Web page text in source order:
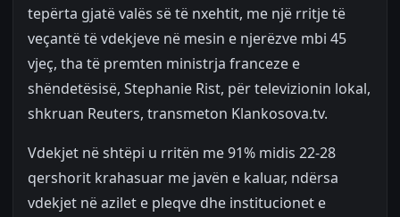
tepërta gjatë valës së të nxehtit, me një rritje të
veçantë të vdekjeve në mesin e njerëzve mbi 45
vjeç, tha të premten ministrja franceze e
shëndetësisë, Stephanie Rist, për televizionin lokal,
shkruan Reuters, transmeton Klankosova.tv.
Vdekjet në shtëpi u rritën me 91% midis 22-28
qershorit krahasuar me javën e kaluar, ndërsa
vdekjet në azilet e pleqve dhe institucionet e